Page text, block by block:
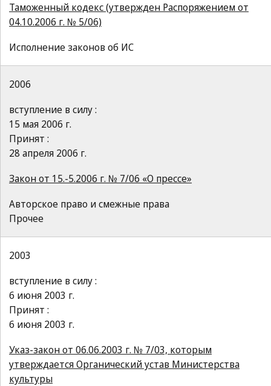
Таможенный кодекс (утвержден Распоряжением от
04.10.2006 г. № 5/06)
Исполнение законов об ИС
2006
вступление в силу :
15 мая 2006 г.
Принят :
28 апреля 2006 г.
Закон от 15.-5.2006 г. № 7/06 «О прессе»
Авторское право и смежные права
Прочее
2003
вступление в силу :
6 июня 2003 г.
Принят :
6 июня 2003 г.
Указ-закон от 06.06.2003 г. № 7/03, которым
утверждается Органический устав Министерства
культуры